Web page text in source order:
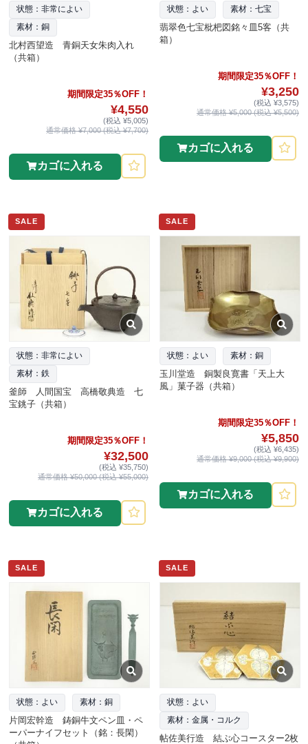
状態：非常によい
素材：銅
北村西望造 青銅天女朱肉入れ
（共箱）
期間限定35％OFF！
¥4,550
(税込 ¥5,005)
通常価格 ¥7,000 (税込 ¥7,700)
カゴに入れる
状態：よい 素材：七宝
翡翠色七宝枇杷図銘々皿5客（共
箱）
期間限定35％OFF！
¥3,250
(税込 ¥3,575)
通常価格 ¥5,000 (税込 ¥5,500)
カゴに入れる
SALE
状態：非常によい
素材：鉄
釜師 人間国宝 高橋敬典造 七
宝銚子（共箱）
期間限定35％OFF！
¥32,500
(税込 ¥35,750)
通常価格 ¥50,000 (税込 ¥55,000)
カゴに入れる
SALE
状態：よい 素材：銅
玉川堂造 銅製良寛書「天上大
風」菓子器（共箱）
期間限定35％OFF！
¥5,850
(税込 ¥6,435)
通常価格 ¥9,000 (税込 ¥9,900)
カゴに入れる
SALE
状態：よい 素材：銅
片岡宏幹造 鋳銅牛文ペン皿・ペ
ーパーナイフセット（銘：長閑）
SALE
状態：よい
素材：金属・コルク
帖佐美行造 結ぶ心コースター2枚